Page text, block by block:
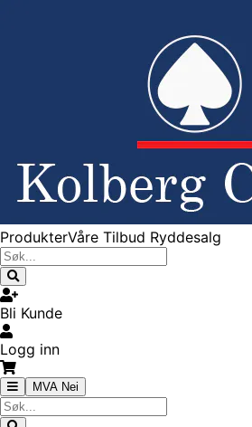
ProdukterVåre Tilbud Ryddesalg
Bli Kunde
Logg inn
MVA Nei